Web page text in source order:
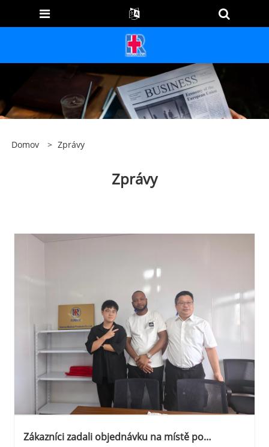
Domov > Zprávy
Zprávy
Zákazníci zadali objednávku na místě po